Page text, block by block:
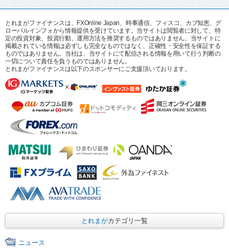
とれまがファイナンスは、FXOnline Japan、時事通信、フィスコ、カブ知恵、グ
ローバルインフォから情報提供を受けています。当サイトは閲覧者に対して、特
定の投資対象、投資行動、運用方法を推奨するものではありません。当サイトに
掲載されている情報は必ずしも完全なものではなく、正確性・安全性を保証する
ものではありません。当社は、当サイトにて配信される情報を用いて行う判断の
一切について責任を負うものではありません。
とれまがファイナンスは以下のスポンサーにご支援頂いております。
とれまがカテゴリ一覧
ニュース